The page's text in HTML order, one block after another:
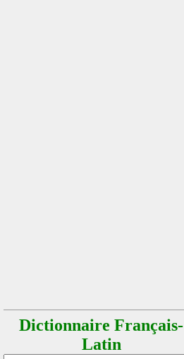
Dictionnaire Français-
Latin